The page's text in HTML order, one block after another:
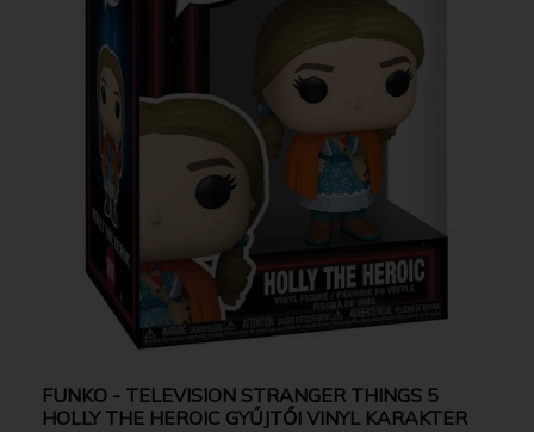
FUNKO - TELEVISION STRANGER THINGS 5
HOLLY THE HEROIC GYŰJTŐI VINYL KARAKTER